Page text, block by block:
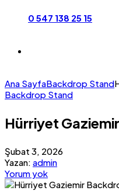
0 547 138 25 15
Ana SayfaBackdrop Stand
Backdrop Stand
Hürriyet
Şubat 3, 2026
Yazan: admin
Yorum yok